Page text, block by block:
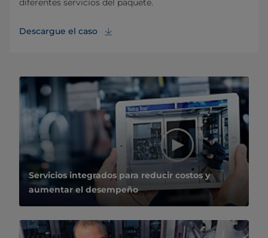
diferentes servicios del paquete.
Descargue el caso
Servicios integrados para reducir costos y
aumentar el desempeño